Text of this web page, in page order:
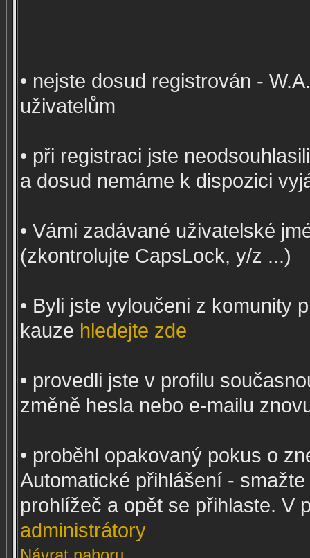
• nejste dosud registrován -
uživatelům
• při registraci jste
a dosud nemáme k dispozici
• Vámi zadávané uživatelské
(zkontrolujte CapsLock, y/z ...)
• Byli jste vyloučeni z komunity
kauze hledejte zde
• provedli jste v profilu
změně hesla nebo e-mailu
• proběhl opakovaný pokus o
Automatické přihlášení -
prohlížeč a opět se přihlaste. V
administrátory